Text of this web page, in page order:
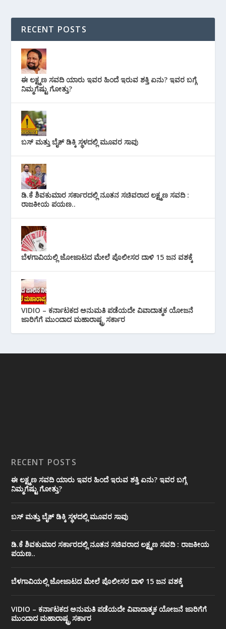
RECENT POSTS
ಈ ಲಕ್ಷ್ಮಣ ಸವದಿ ಯಾರು ಇವರ ಹಿಂದೆ ಇರುವ ಶಕ್ತಿ ಏನು? ಇವರ ಬಗ್ಗೆ
ನಿಮ್ಮಗೆಷ್ಟು ಗೋತ್ತು?
ಬಸ್ ಮತ್ತು ಬೈಕ್ ಡಿಕ್ಕಿ ಸ್ಥಳದಲ್ಲಿ ಮೂವರ ಸಾವು
ಡಿ.ಕೆ ಶಿವಕುಮಾರ ಸರ್ಕಾರದಲ್ಲಿ ನೂತನ ಸಚಿವರಾದ ಲಕ್ಷ್ಮಣ ಸವದಿ :
ರಾಜಕೀಯ ಪಯಣ..
ಬೆಳಗಾವಿಯಲ್ಲಿ ಜೋಜಾಟದ ಮೇಲೆ ಪೊಲೀಸರ ದಾಳಿ 15 ಜನ ವಶಕ್ಕೆ
VIDIO – ಕರ್ನಾಟಕದ ಅನುಮತಿ ಪಡೆಯದೇ ವಿವಾದಾತ್ಮಕ ಯೋಜನೆ
ಜಾರಿಗೆಗೆ ಮುಂದಾದ ಮಹಾರಾಷ್ಟ್ರ ಸರ್ಕಾರ
RECENT POSTS
ಈ ಲಕ್ಷ್ಮಣ ಸವದಿ ಯಾರು ಇವರ ಹಿಂದೆ ಇರುವ ಶಕ್ತಿ ಏನು? ಇವರ ಬಗ್ಗೆ
ನಿಮ್ಮಗೆಷ್ಟು ಗೋತ್ತು?
ಬಸ್ ಮತ್ತು ಬೈಕ್ ಡಿಕ್ಕಿ ಸ್ಥಳದಲ್ಲಿ ಮೂವರ ಸಾವು
ಡಿ.ಕೆ ಶಿವಕುಮಾರ ಸರ್ಕಾರದಲ್ಲಿ ನೂತನ ಸಚಿವರಾದ ಲಕ್ಷ್ಮಣ ಸವದಿ : ರಾಜಕೀಯ
ಪಯಣ..
ಬೆಳಗಾವಿಯಲ್ಲಿ ಜೋಜಾಟದ ಮೇಲೆ ಪೊಲೀಸರ ದಾಳಿ 15 ಜನ ವಶಕ್ಕೆ
VIDIO – ಕರ್ನಾಟಕದ ಅನುಮತಿ ಪಡೆಯದೇ ವಿವಾದಾತ್ಮಕ ಯೋಜನೆ ಜಾರಿಗೆಗೆ
ಮುಂದಾದ ಮಹಾರಾಷ್ಟ್ರ ಸರ್ಕಾರ